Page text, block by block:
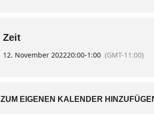
dem Programm.
Karten zu diesem Wasserburger
Zeit
12. November 202220:00-1:00 (GMT-11:00)
ZUM EIGENEN KALENDER